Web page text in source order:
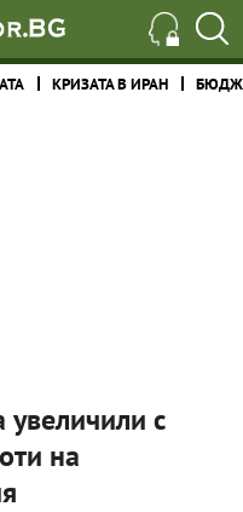
КРИЗАТА В ИРАН
увеличили с
на